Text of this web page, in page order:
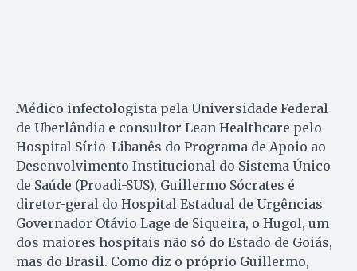
Médico infectologista pela Universidade Federal
de Uberlândia e consultor Lean Healthcare pelo
Hospital Sírio-Libanês do Programa de Apoio ao
Desenvolvimento Institucional do Sistema Único
de Saúde (Proadi-SUS), Guillermo Sócrates é
diretor-geral do Hospital Estadual de Urgências
Governador Otávio Lage de Siqueira, o Hugol, um
dos maiores hospitais não só do Estado de Goiás,
mas do Brasil. Como diz o próprio Guillermo,